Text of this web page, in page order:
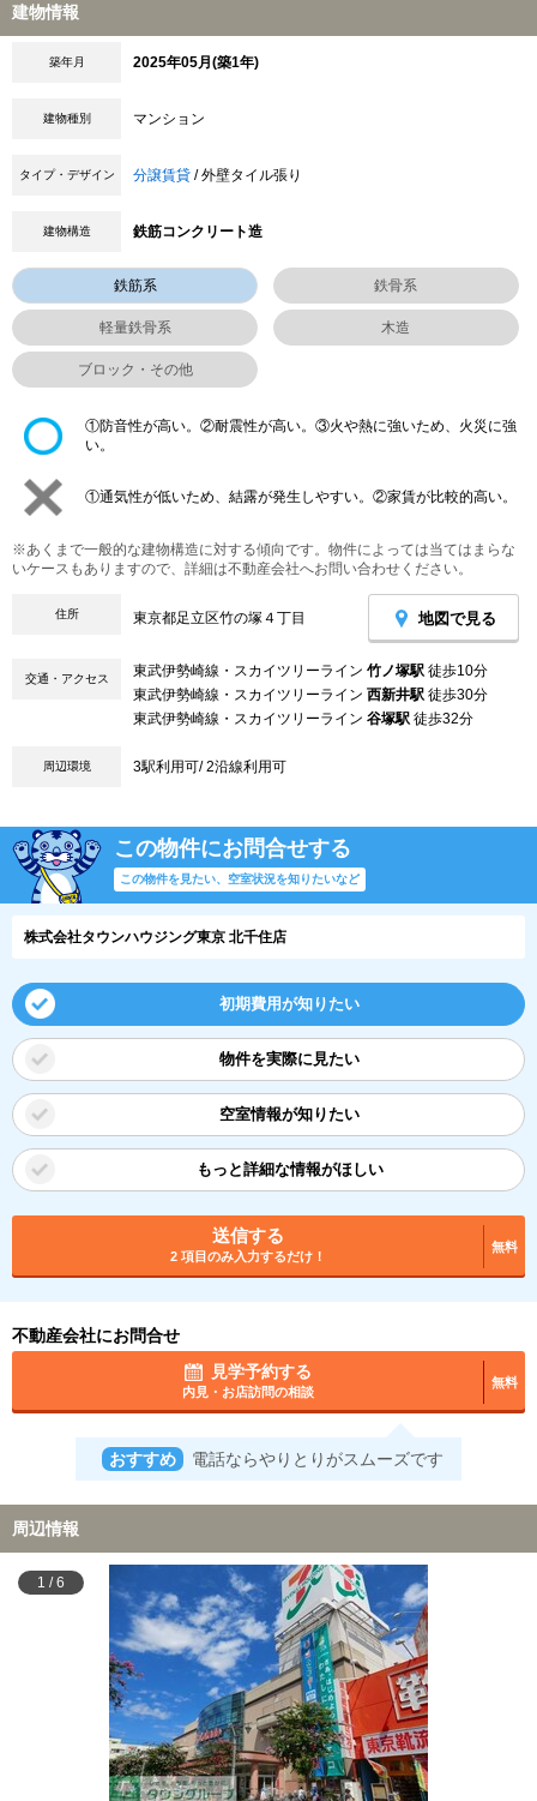
建物情報
築年月 2025年05月(築1年)
建物種別 マンション
タイプ・デザイン 分譲賃貸 / 外壁タイル張り
建物構造 鉄筋コンクリート造
鉄筋系 鉄骨系
軽量鉄骨系 木造
ブロック・その他
①防音性が高い。②耐震性が高い。③火や熱に強いため、火災に強
い。
①通気性が低いため、結露が発生しやすい。②家賃が比較的高い。
※あくまで一般的な建物構造に対する傾向です。物件によっては当てはまらな
いケースもありますので、詳細は不動産会社へお問い合わせください。
住所 東京都足立区竹の塚４丁目 地図で見る
交通・アクセス 東武伊勢崎線・スカイツリーライン 竹ノ塚駅 徒歩10分
東武伊勢崎線・スカイツリーライン 西新井駅 徒歩30分
東武伊勢崎線・スカイツリーライン 谷塚駅 徒歩32分
周辺環境 3駅利用可/ 2沿線利用可
この物件にお問合せする
この物件を見たい、空室状況を知りたいなど
株式会社タウンハウジング東京 北千住店
初期費用が知りたい
物件を実際に見たい
空室情報が知りたい
もっと詳細な情報がほしい
送信する
2 項目のみ入力するだけ！
無料
不動産会社にお問合せ
見学予約する
内見・お店訪問の相談
無料
おすすめ 電話ならやりとりがスムーズです
周辺情報
1 /6